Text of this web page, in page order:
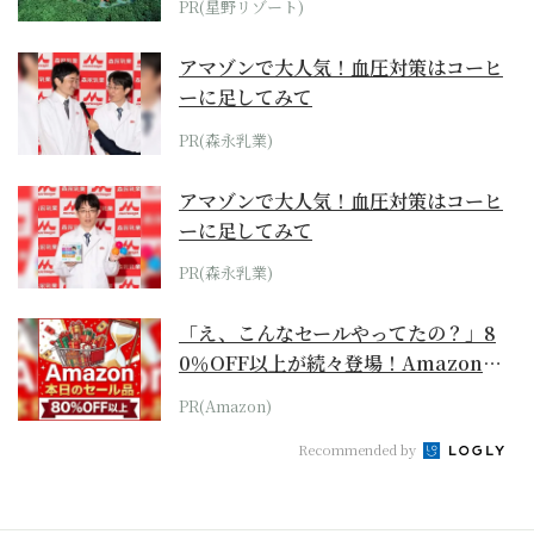
PR(星野リゾート)
アマゾンで大人気！血圧対策はコーヒ
ーに足してみて
PR(森永乳業)
アマゾンで大人気！血圧対策はコーヒ
ーに足してみて
PR(森永乳業)
「え、こんなセールやってたの？」8
0％OFF以上が続々登場！Amazonの
本気が...
PR(Amazon)
Recommended by